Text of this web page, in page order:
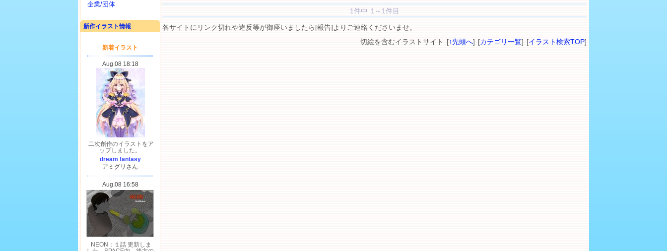
企業/団体
新作イラスト情報
1件中 1～1件目
各サイトにリンク切れや違反等が御座いましたら[報告]よりご連絡くださいませ。
切絵を含むイラストサイト [↑先頭へ] [カテゴリ一覧] [イラスト検索TOP]